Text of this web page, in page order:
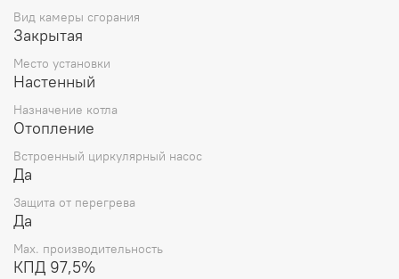
Вид камеры сгорания
Закрытая
Место установки
Настенный
Назначение котла
Отопление
Встроенный циркулярный насос
Да
Защита от перегрева
Да
Max. производительность
КПД 97,5%